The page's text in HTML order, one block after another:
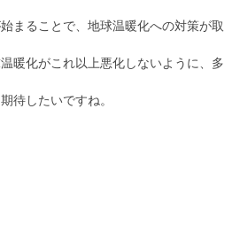
まることで、地球温暖化への対策が取
暖化がこれ以上悪化しないように、多
待したいですね。